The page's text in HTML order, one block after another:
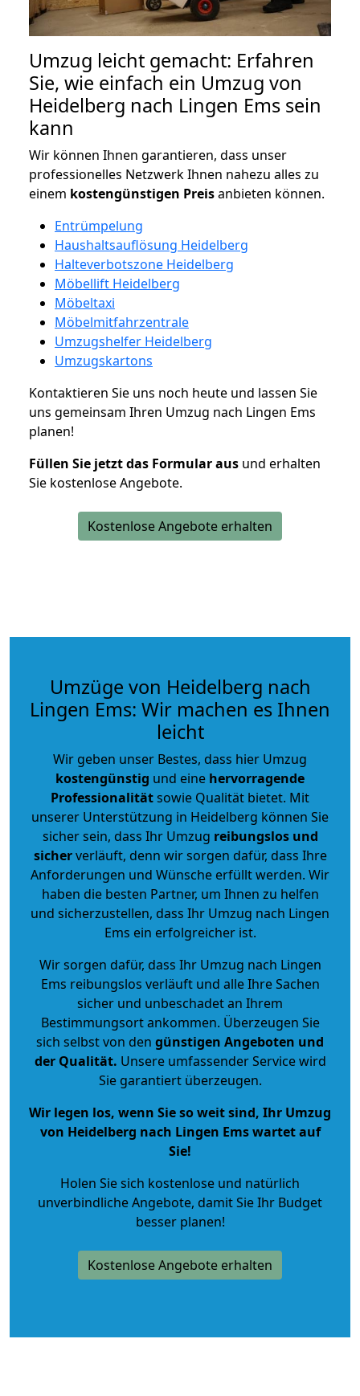
Umzug leicht gemacht: Erfahren
Sie, wie einfach ein Umzug von
Heidelberg nach Lingen Ems sein
kann
Wir können Ihnen garantieren, dass unser
professionelles Netzwerk Ihnen nahezu alles zu
einem kostengünstigen Preisanbieten können.
Entrümpelung
Haushaltsauflösung Heidelberg
Halteverbotszone Heidelberg
Möbellift Heidelberg
Möbeltaxi
Möbelmitfahrzentrale
Umzugshelfer Heidelberg
Umzugskartons
Kontaktieren Sie uns noch heute und lassen Sie
uns gemeinsam Ihren Umzug nach Lingen Ems
planen!
Füllen Sie jetzt das Formular aus und erhalten
Sie kostenlose Angebote.
Kostenlose Angebote erhalten
Umzüge von Heidelberg nach
Lingen Ems: Wir machen es Ihnen
leicht
Wir geben unser Bestes, dass hier Umzug
kostengünstig und eine hervorragende
Professionalitätsowie Qualität bietet. Mit
unserer Unterstützung in Heidelberg können Sie
sicher sein, dass Ihr Umzug reibungslos und
sicherverläuft, denn wir sorgen dafür, dass Ihre
Anforderungen und Wünsche erfüllt werden. Wir
haben die besten Partner, um Ihnen zu helfen
und sicherzustellen, dass Ihr Umzug nach Lingen
Ems ein erfolgreicher ist.
Wir sorgen dafür, dass Ihr Umzug nach Lingen
Ems reibungslos verläuft und alle Ihre Sachen
sicher und unbeschadet an Ihrem
Bestimmungsort ankommen. Überzeugen Sie
sich selbst von den günstigen Angeboten und
der Qualität. Unsere umfassender Service wird
Sie garantiert überzeugen.
Wir legen los, wenn Sie so weit sind, Ihr Umzug
von Heidelberg nach Lingen Ems wartet auf
Sie!
Holen Sie sich kostenlose und natürlich
unverbindliche Angebote, damit Sie Ihr Budget
besser planen!
Kostenlose Angebote erhalten